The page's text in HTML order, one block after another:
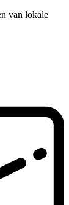
van lokale